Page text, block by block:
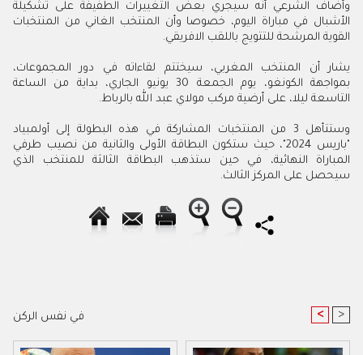
وأضاف الشرعي أنه سيجري بعض التغييرات الطفيفة على تشكيلة
الأشبال في مباراة اليوم، خصوصا وأن المنتخب الغاني من المنتخبات
القوية المرشحة للتتويج باللقب الافريقي.
يشار أن المنتخب المغربي، سيختتم لقاءاته في دور المجموعات،
بمواجهة الكونغو، يوم الجمعة 30 يونيو الجاري، بداية من الساعة
التاسعة ليلا، على أرضية مركب مولاي عبد الله بالرباط.
وستتأهل 3 من المنتخبات المشاركة في هذه البطولة إلى أولمبياد
"باريس 2024"، حيث ستكون البطاقة الأولى والثانية من نصيب طرفي
المباراة النهائية، في حين ستذهب البطاقة الثالثة للمنتخب الذي
سيحصل على المركز الثالث.
في نفس الركن < >